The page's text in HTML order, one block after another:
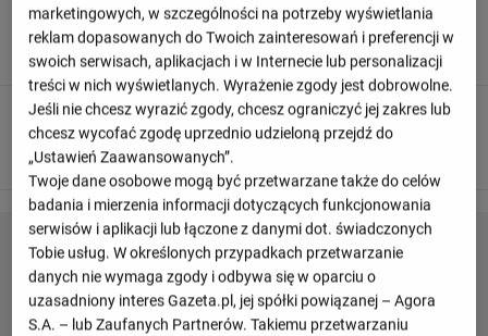
90+ 3'
To już wszystko! Sędzia odgwizduje koniec meczu.
89
Marin Soticek otrzymuje żółtą kartkę
marketingowych, w szczególności na potrzeby wyświetlania
reklam dopasowanych do Twoich zainteresowań i preferencji w
swoich serwisach, aplikacjach i w Internecie lub personalizacji
treści w nich wyświetlanych. Wyrażenie zgody jest dobrowolne.
Jeśli nie chcesz wyrazić zgody, chcesz ograniczyć jej zakres lub
chcesz wycofać zgodę uprzednio udzieloną przejdź do
„Ustawień Zaawansowanych”.
Twoje dane osobowe mogą być przetwarzane także do celów
badania i mierzenia informacji dotyczących funkcjonowania
serwisów i aplikacji lub łączone z danymi dot. świadczonych
Tobie usług. W określonych przypadkach przetwarzanie
danych nie wymaga zgody i odbywa się w oparciu o
uzasadniony interes Gazeta.pl, jej spółki powiązanej – Agora
S.A. – lub Zaufanych Partnerów. Takiemu przetwarzaniu